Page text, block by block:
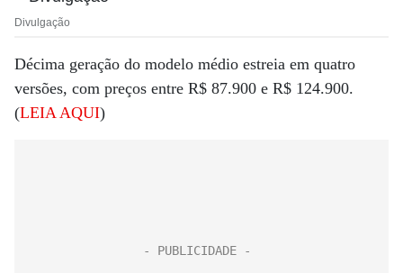
Divulgação
Décima geração do modelo médio estreia em quatro
versões, com preços entre R$ 87.900 e R$ 124.900.
(LEIA AQUI)